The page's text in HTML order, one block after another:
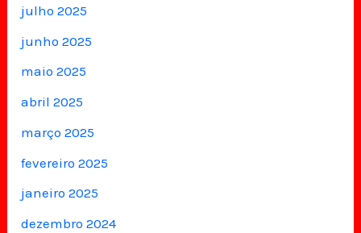
julho 2025
junho 2025
maio 2025
abril 2025
março 2025
fevereiro 2025
janeiro 2025
dezembro 2024